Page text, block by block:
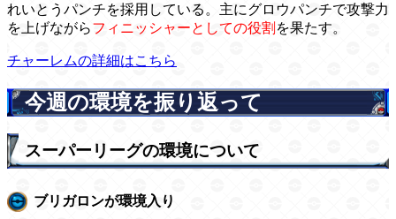
れいとうパンチを採用している。主にグロウパンチで攻撃力
を上げながらフィニッシャーとしての役割 を果たす。
チャーレムの詳細はこちら
今週の環境を振り返って
スーパーリーグの環境について
ブリガロンが環境入り